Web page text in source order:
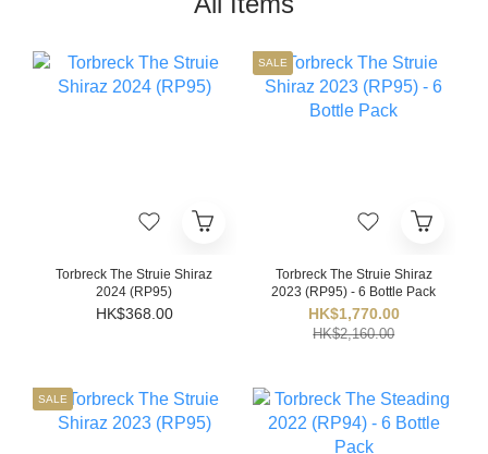
Torbreck The Struie Shiraz
2024 (RP95)
HK$368.00
SALE
Torbreck The Struie Shiraz
2023 (RP95) - 6 Bottle Pack
HK$1,770.00
HK$2,160.00
SALE